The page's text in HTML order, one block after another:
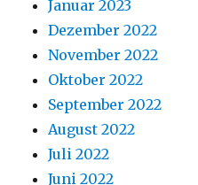
Januar 2023
Dezember 2022
November 2022
Oktober 2022
September 2022
August 2022
Juli 2022
Juni 2022